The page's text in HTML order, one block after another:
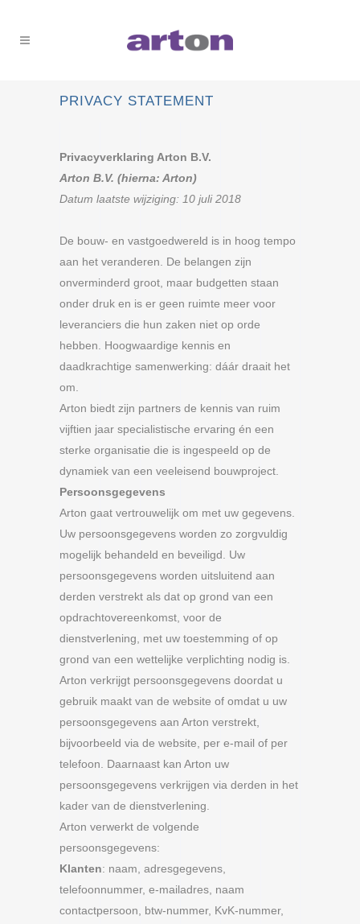
PRIVACY STATEMENT
Privacyverklaring Arton B.V.
Arton B.V. (hierna: Arton)
Datum laatste wijziging: 10 juli 2018
De bouw- en vastgoedwereld is in hoog tempo
aan het veranderen. De belangen zijn
onverminderd groot, maar budgetten staan
onder druk en is er geen ruimte meer voor
leveranciers die hun zaken niet op orde
hebben. Hoogwaardige kennis en
daadkrachtige samenwerking: dáár draait het
om.
Arton biedt zijn partners de kennis van ruim
vijftien jaar specialistische ervaring én een
sterke organisatie die is ingespeeld op de
dynamiek van een veeleisend bouwproject.
Persoonsgegevens
Arton gaat vertrouwelijk om met uw gegevens.
Uw persoonsgegevens worden zo zorgvuldig
mogelijk behandeld en beveiligd. Uw
persoonsgegevens worden uitsluitend aan
derden verstrekt als dat op grond van een
opdrachtovereenkomst, voor de
dienstverlening, met uw toestemming of op
grond van een wettelijke verplichting nodig is.
Arton verkrijgt persoonsgegevens doordat u
gebruik maakt van de website of omdat u uw
persoonsgegevens aan Arton verstrekt,
bijvoorbeeld via de website, per e-mail of per
telefoon. Daarnaast kan Arton uw
persoonsgegevens verkrijgen via derden in het
kader van de dienstverlening.
Arton verwerkt de volgende
persoonsgegevens:
Klanten: naam, adresgegevens,
telefoonnummer, e-mailadres, naam
contactpersoon, btw-nummer, KvK-nummer,